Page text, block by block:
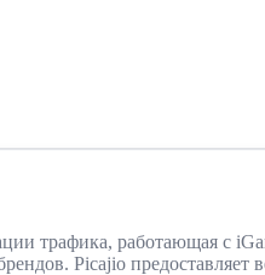
трафика, работающая с
Picajio